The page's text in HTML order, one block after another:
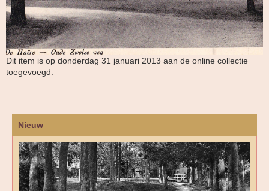
Dit item is op donderdag 31 januari 2013 aan de online collectie
toegevoegd.
Nieuw